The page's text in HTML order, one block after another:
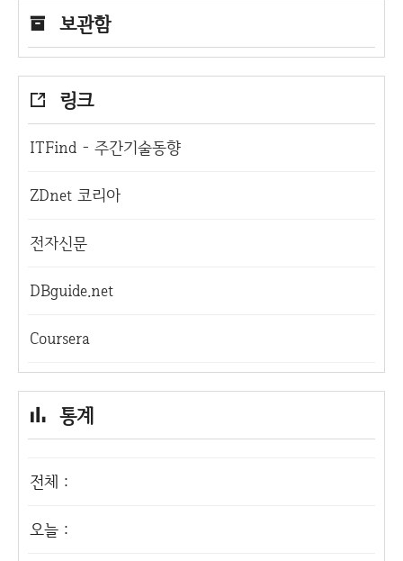
보관함
링크
ITFind - 주간기술동향
ZDnet 코리아
전자신문
DBguide.net
Coursera
통계
전체 :
오늘 :